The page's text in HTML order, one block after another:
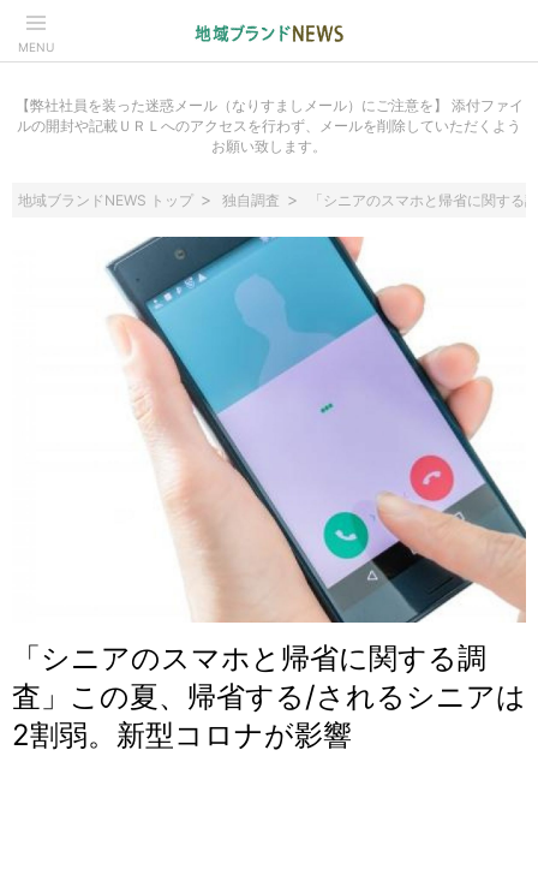
MENU
【弊社社員を装った迷惑メール（なりすましメール）にご注意を】 添付ファイ
ルの開封や記載ＵＲＬへのアクセスを行わず、メールを削除していただくよう
お願い致します。
地域ブランドNEWS トップ 独自調査 「シニアのスマホと帰省に関す
「シニアのスマホと帰省に関する調
査」この夏、帰省する/されるシニアは
2割弱。新型コロナが影響